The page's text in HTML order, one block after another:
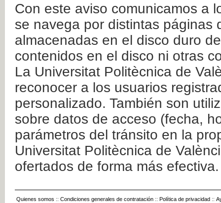
Con este aviso comunicamos a
se navega por distintas páginas
almacenadas en el disco duro
contenidos en el disco ni otras
La Universitat Politècnica de
reconocer a los usuarios
personalizado. También son
sobre datos de acceso (fecha,
parámetros del tránsito en la
Universitat Politècnica de
ofertados de forma más efectiva.
Quienes somos :: Condiciones generales de contratación :: Política de privacidad ::